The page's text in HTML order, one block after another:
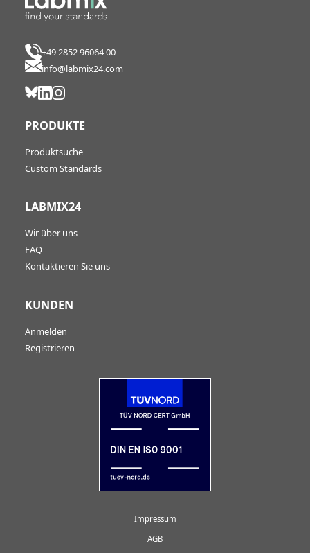
+49 2852 96064 00
info@labmix24.com
PRODUKTE
Produktsuche
Custom Standards
LABMIX24
Wir über uns
FAQ
Kontaktieren Sie uns
KUNDEN
Anmelden
Registrieren
Impressum
AGB